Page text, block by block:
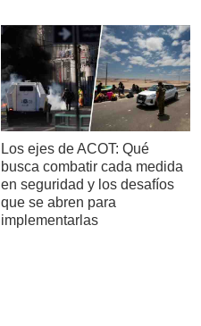
Los ejes de ACOT: Qué
busca combatir cada medida
en seguridad y los desafíos
que se abren para
implementarlas